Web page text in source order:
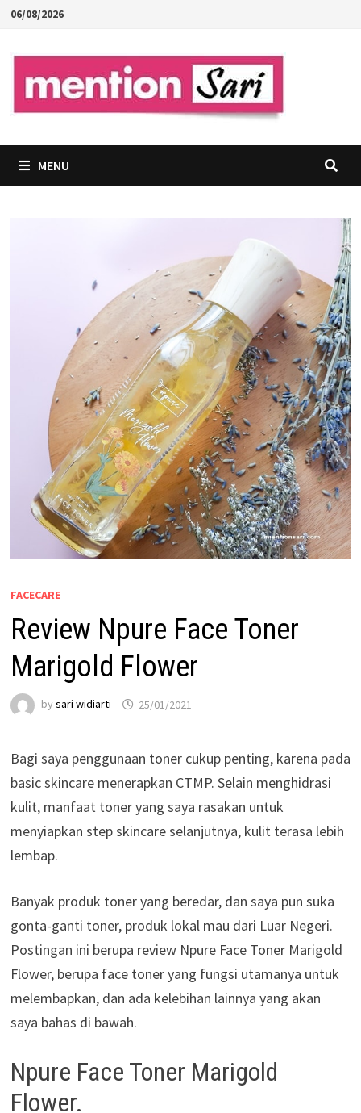
Skip
content
06/08/2026
MENU
FACECARE
Review Npure Face Toner
Marigold Flower
by sari widiarti 25/01/2021
Bagi saya penggunaan toner cukup penting, karena pada
basic skincare menerapkan CTMP. Selain menghidrasi
kulit, manfaat toner yang saya rasakan untuk
menyiapkan step skincare selanjutnya, kulit terasa lebih
lembap.
Banyak produk toner yang beredar, dan saya pun suka
gonta-ganti toner, produk lokal mau dari Luar Negeri.
Postingan ini berupa review Npure Face Toner Marigold
Flower, berupa face toner yang fungsi utamanya untuk
melembapkan, dan ada kelebihan lainnya yang akan
saya bahas di bawah.
Npure Face Toner Marigold
Flower.